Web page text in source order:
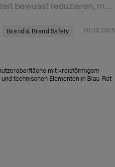
bewusst reduzieren, m…
Brand & Brand Safety 20.03.2025